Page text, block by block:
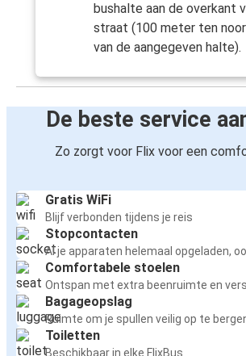
bushalte aan de overkant
straat (100 meter ten
van de aangegeven halte).
De beste service
Zo zorgt voor Flix voor een
Gratis WiFi
Blijf verbonden tijdens je reis
Stopcontacten
Al je apparaten helemaal opgeladen,
Comfortabele stoelen
Ontspan met extra beenruimte en
Bagageopslag
Ruimte om je spullen veilig op te
Toiletten
Beschikbaar in elke FlixBus